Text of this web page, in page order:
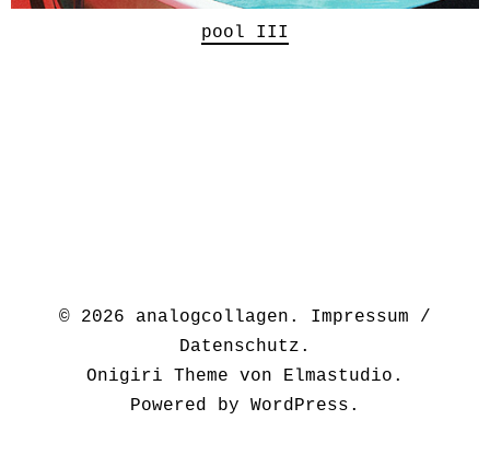
pool III
© 2026 analogcollagen.
Impressum /
Datenschutz
Onigiri Theme von Elmastudio .
Powered by WordPress.